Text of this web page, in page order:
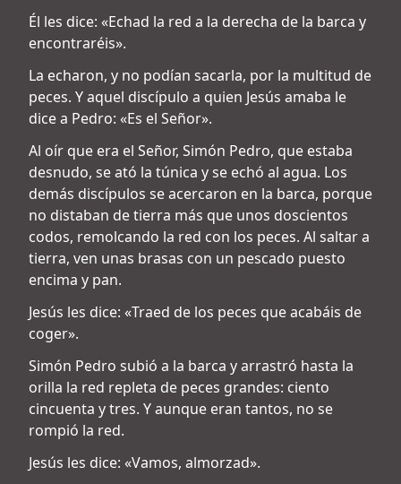
Él les dice: «Echad la red a la derecha de la barca y
encontraréis».
La echaron, y no podían sacarla, por la multitud de
peces. Y aquel discípulo a quien Jesús amaba le
dice a Pedro: «Es el Señor».
Al oír que era el Señor, Simón Pedro, que estaba
desnudo, se ató la túnica y se echó al agua. Los
demás discípulos se acercaron en la barca, porque
no distaban de tierra más que unos doscientos
codos, remolcando la red con los peces. Al saltar a
tierra, ven unas brasas con un pescado puesto
encima y pan.
Jesús les dice: «Traed de los peces que acabáis de
coger».
Simón Pedro subió a la barca y arrastró hasta la
orilla la red repleta de peces grandes: ciento
cincuenta y tres. Y aunque eran tantos, no se
rompió la red.
Jesús les dice: «Vamos, almorzad».